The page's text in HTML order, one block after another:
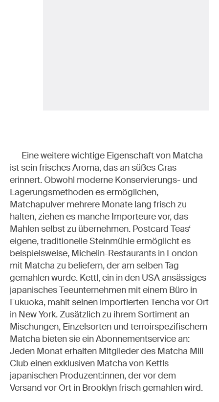
Eine weitere wichtige Eigenschaft von Matcha
ist sein frisches Aroma, das an süßes Gras
erinnert. Obwohl moderne Konservierungs- und
Lagerungsmethoden es ermöglichen,
Matchapulver mehrere Monate lang frisch zu
halten, ziehen es manche Importeure vor, das
Mahlen selbst zu übernehmen. Postcard Teas‘
eigene, traditionelle Steinmühle ermöglicht es
beispielsweise, Michelin-Restaurants in London
mit Matcha zu beliefern, der am selben Tag
gemahlen wurde. Kettl, ein in den USA ansässiges
japanisches Teeunternehmen mit einem Büro in
Fukuoka, mahlt seinen importierten Tencha vor Ort
in New York. Zusätzlich zu ihrem Sortiment an
Mischungen, Einzelsorten und terroirspezifischem
Matcha bieten sie ein Abonnementservice an:
Jeden Monat erhalten Mitglieder des Matcha Mill
Club einen exklusiven Matcha von Kettls
japanischen Produzent:innen, der vor dem
Versand vor Ort in Brooklyn frisch gemahlen wird.